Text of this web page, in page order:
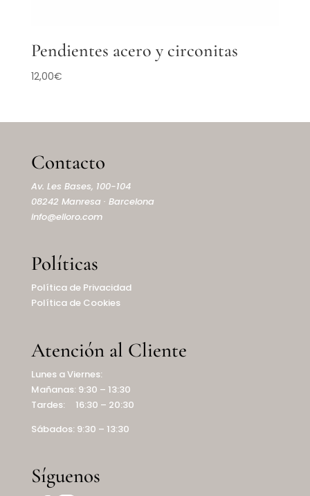
Pendientes acero y circonitas
12,00€
Contacto
Av. Les Bases, 100-104
08242 Manresa · Barcelona
info@elioro.com
Políticas
Política de Privacidad
Política de Cookies
Atención al Cliente
Lunes a Viernes:
Mañanas: 9:30 – 13:30
Tardes: 16:30 – 20:30
Sábados: 9:30 – 13:30
Síguenos